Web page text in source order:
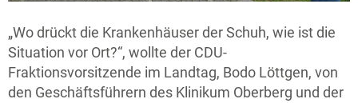
„Wo drückt die Krankenhäuser der Schuh, wie ist die
Situation vor Ort?“, wollte der CDU-
Fraktionsvorsitzende im Landtag, Bodo Löttgen, von
den Geschäftsführern des Klinikum Oberberg und der